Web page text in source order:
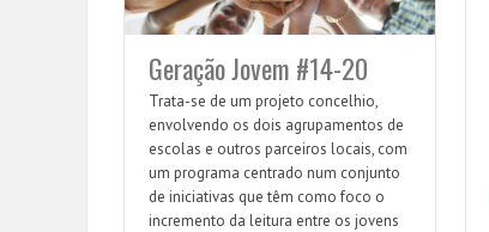
Geração Jovem #14-20
Trata-se de um projeto concelhio,
envolvendo os dois agrupamentos de
escolas e outros parceiros locais, com
um programa centrado num conjunto
de iniciativas que têm como foco o
incremento da leitura entre os jovens